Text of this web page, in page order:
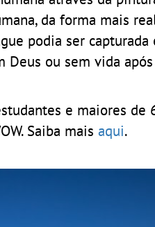
da forma mais
podia ser capturada
ou sem vida
e maiores de
Saiba mais aqui.